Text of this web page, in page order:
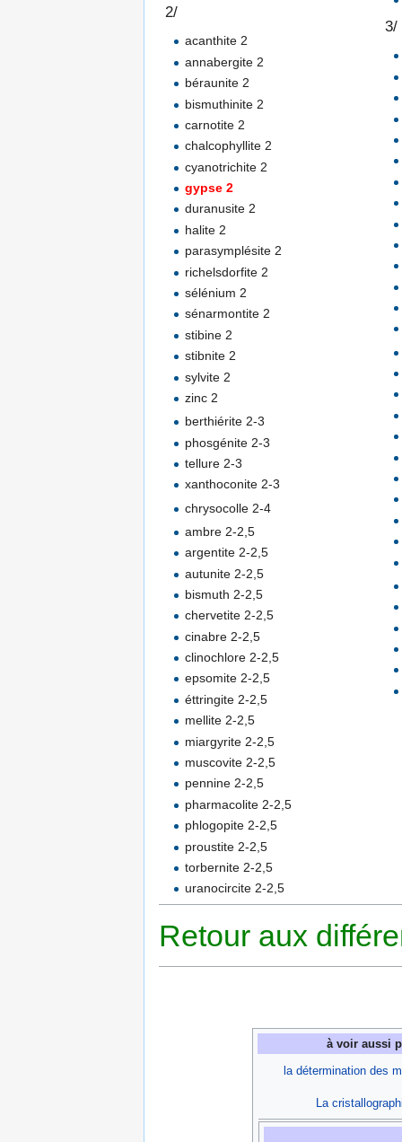
2/
acanthite 2
annabergite 2
béraunite 2
bismuthinite 2
carnotite 2
chalcophyllite 2
cyanotrichite 2
gypse 2
duranusite 2
halite 2
parasymplésite 2
richelsdorfite 2
sélénium 2
sénarmontite 2
stibine 2
stibnite 2
sylvite 2
zinc 2
berthiérite 2-3
phosgénite 2-3
tellure 2-3
xanthoconite 2-3
chrysocolle 2-4
ambre 2-2,5
argentite 2-2,5
autunite 2-2,5
bismuth 2-2,5
chervetite 2-2,5
cinabre 2-2,5
clinochlore 2-2,5
epsomite 2-2,5
éttringite 2-2,5
mellite 2-2,5
miargyrite 2-2,5
muscovite 2-2,5
pennine 2-2,5
pharmacolite 2-2,5
phlogopite 2-2,5
proustite 2-2,5
torbernite 2-2,5
uranocircite 2-2,5
3/
Retour aux
à voir aussi
la détermination des
La